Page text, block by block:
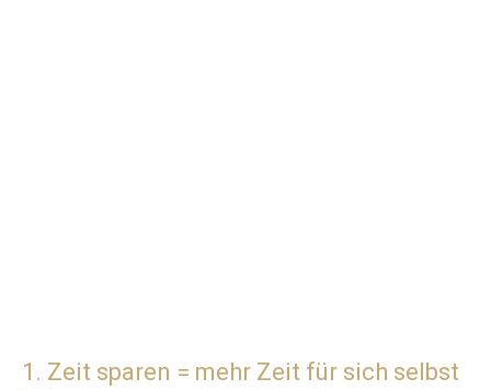
1. Zeit sparen = mehr Zeit für sich selbst